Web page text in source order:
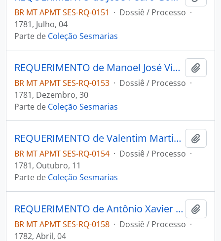
BR MT APMT SES-RQ-0151 · Dossiê / Processo ·
1781, Julho, 04
Parte de Coleção Sesmarias
REQUERIMENTO de Manoel José Vieira ao Governador e Capitão-General da Capitania de Mato Grosso Luís de Albuquerque de Melo Pereira e Cáceres.
BR MT APMT SES-RQ-0153 · Dossiê / Processo ·
1781, Dezembro, 30
Parte de Coleção Sesmarias
REQUERIMENTO de Valentim Martins da Cruz ao Governador e Capitão-General da Capitania de Mato Grosso Luís de Albuquerque de Melo Pereira e Cáceres.
BR MT APMT SES-RQ-0154 · Dossiê / Processo ·
1781, Outubro, 11
Parte de Coleção Sesmarias
REQUERIMENTO de Antônio Xavier de Moura ao Governador e Capitão-General da Capitania de Mato Grosso Luís de Albuquerque de Melo Pereira e Cáceres.
BR MT APMT SES-RQ-0158 · Dossiê / Processo ·
1782, Abril, 04